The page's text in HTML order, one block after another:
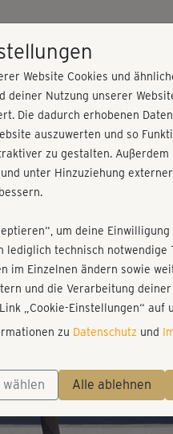
Play
trainieren!
Website Cookies und
deiner Nutzung unserer
Die dadurch erhobenen
auszuwerten und so
zu gestalten.
unter Hinzuziehung
um deine
lediglich technisch
im Einzelnen ändern sowie
und die Verarbeitung
„Cookie-Einstellungen“ auf
zu Datenschutz und
Alle ablehnen